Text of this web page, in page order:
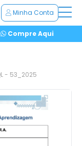
Minha Conta
Compre Aqui
- 53_2025